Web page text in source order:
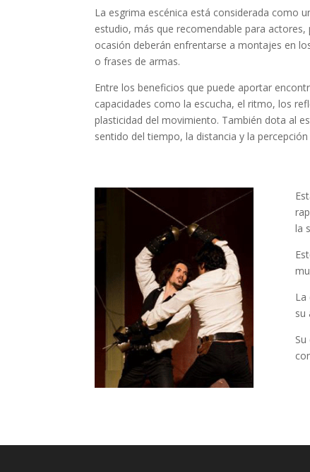
La esgrima escénica está considerada como
estudio, más que recomendable para
ocasión deberán enfrentarse a montajes en
o frases de armas.
Entre los beneficios que puede aportar
capacidades como la escucha, el ritmo, los
plasticidad del movimiento. También dota al
sentido del tiempo, la distancia y la percepción
la
La
su